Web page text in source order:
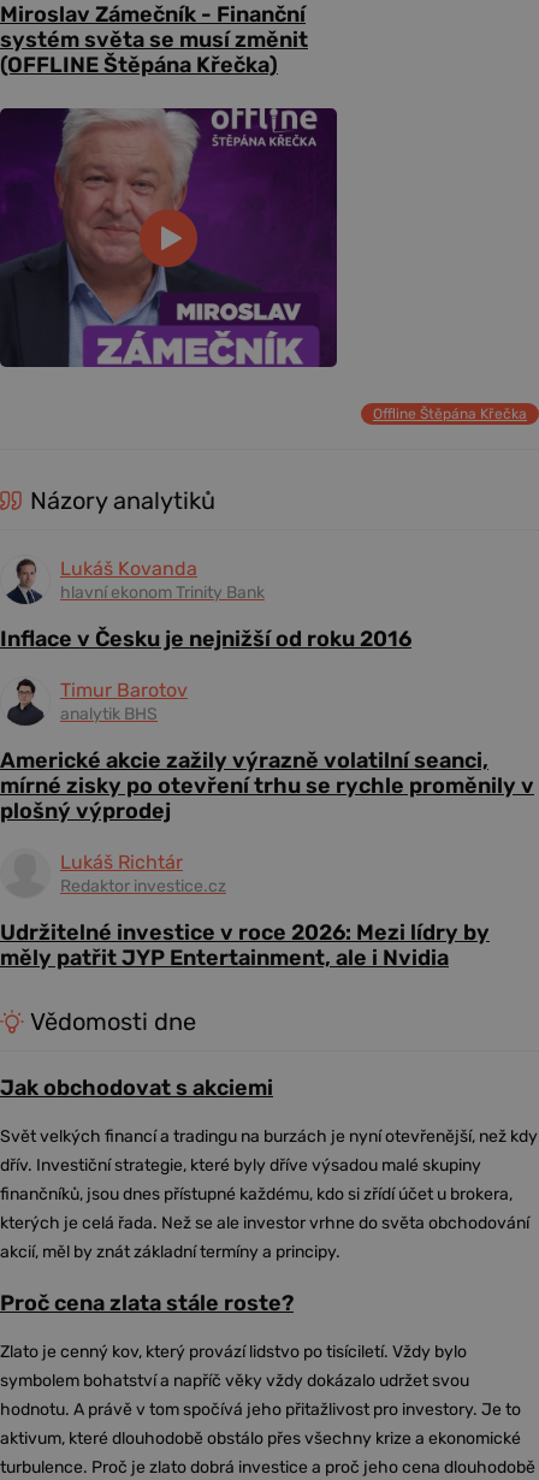
Miroslav Zámečník - Finanční
systém světa se musí změnit
(OFFLINE Štěpána Křečka)
Offline Štěpána Křečka
Názory analytiků
Lukáš Kovanda
hlavní ekonom Trinity Bank
Inflace v Česku je nejnižší od roku 2016
Timur Barotov
analytik BHS
Americké akcie zažily výrazně volatilní seanci,
mírné zisky po otevření trhu se rychle proměnily v
plošný výprodej
Lukáš Richtár
Redaktor investice.cz
Udržitelné investice v roce 2026: Mezi lídry by
měly patřit JYP Entertainment, ale i Nvidia
Vědomosti dne
Jak obchodovat s akciemi
Svět velkých financí a tradingu na burzách je nyní otevřenější, než kdy
dřív. Investiční strategie, které byly dříve výsadou malé skupiny
finančníků, jsou dnes přístupné každému, kdo si zřídí účet u brokera,
kterých je celá řada. Než se ale investor vrhne do světa obchodování
akcií, měl by znát základní termíny a principy.
Proč cena zlata stále roste?
Zlato je cenný kov, který provází lidstvo po tisíciletí. Vždy bylo
symbolem bohatství a napříč věky vždy dokázalo udržet svou
hodnotu. A právě v tom spočívá jeho přitažlivost pro investory. Je to
aktivum, které dlouhodobě obstálo přes všechny krize a ekonomické
turbulence. Proč je zlato dobrá investice a proč jeho cena dlouhodobě